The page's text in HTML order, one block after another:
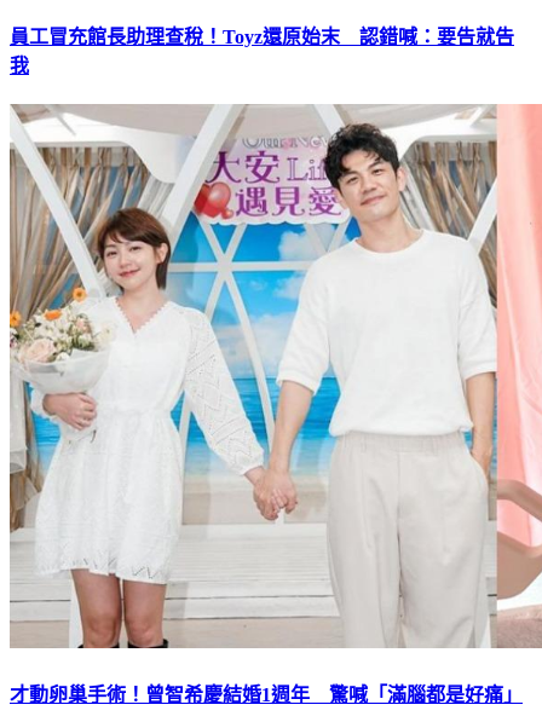
員工冒充館長助理查稅！Toyz還原始末 認錯喊：要告就告
我
才動卵巢手術！曾智希慶結婚1週年 驚喊「滿腦都是好痛」